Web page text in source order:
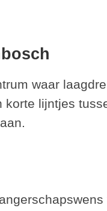
waar
korte lijntjes